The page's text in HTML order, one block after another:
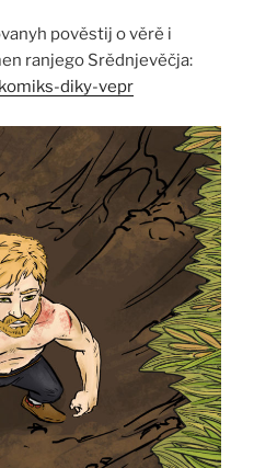
pověstij o věrě i
ranjego Srědnjevěčja:
diky-vepr